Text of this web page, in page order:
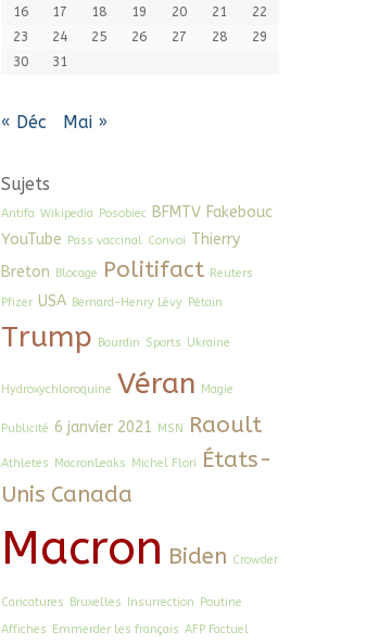
16
17 18 19 20 21
22
23
24 25 26 27 28
29
30
31
« Déc Mai »
Sujets
Antifa Wikipedia Posobiec BFMTV Fakebouc
YouTube
Pass vaccinal Convoi Thierry
Breton
Blocage Politifact Reuters
Pfizer USA Bernard-Henry Lévy Pétain
Trump Bourdin Sports Ukraine
Hydroxychloroquine Véran Magie
Publicité 6 janvier 2021 MSN Raoult
Athletes MacronLeaks Michel Flori
États-
Unis Canada
Macron Biden Crowder
Caricatures Bruxelles Insurrection
Poutine
Affiches
Emmerder les français AFP Factuel